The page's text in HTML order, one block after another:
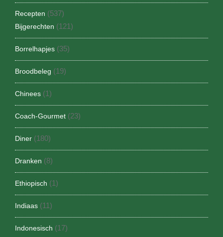
Recepten (537)
Bijgerechten (121)
Borrelhapjes (35)
Broodbeleg (19)
Chinees (1)
Coach-Gourmet (23)
Diner (180)
Dranken (8)
Ethiopisch (1)
Indiaas (11)
Indonesisch (17)